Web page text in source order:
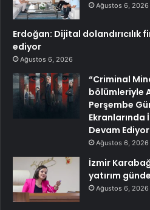
Ağustos 6, 2026
Erdoğan: Dijital
ediyor
Ağustos 6, 2026
“Criminal
bölümleriyle
Perşembe
Devam
Ağustos 6, 2026
İzmir
yatırım
Ağustos 6, 2026